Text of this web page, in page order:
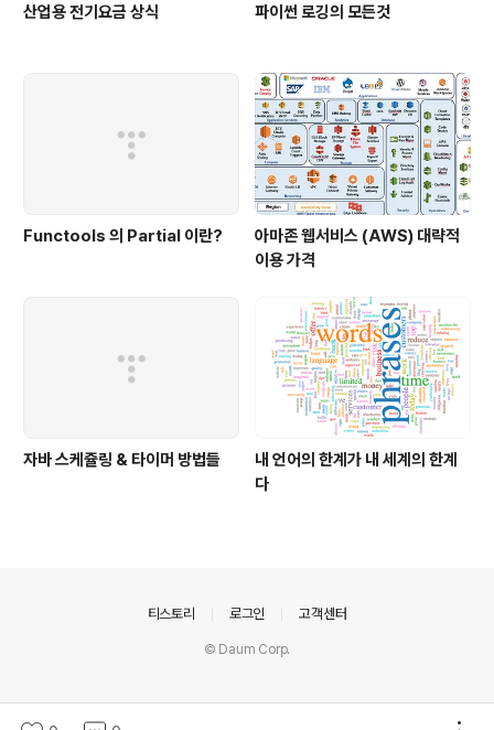
산업용 전기요금 상식 파이썬 로깅의 모든것
Functools 의 Partial 이란?
아마존 웹서비스 (AWS) 대략적
이용 가격
자바 스케쥴링 & 타이머 방법들
내 언어의 한계가 내 세계의 한계
다
티스토리 로그인 고객센터
© Daum Corp.